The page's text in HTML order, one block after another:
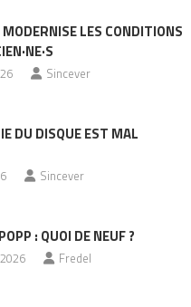
MODERNISE LES CONDITIONS
Sincever
DU DISQUE EST MAL
Sincever
: QUOI DE NEUF ?
Fredel